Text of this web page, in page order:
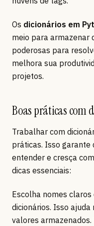
Os dicionários em
meio para armazenar
poderosas para
melhora sua
projetos.
Boas práticas com
Trabalhar com
práticas. Isso garante
entender e cresça
dicas essenciais:
Escolha nomes
dicionários. Isso
valores